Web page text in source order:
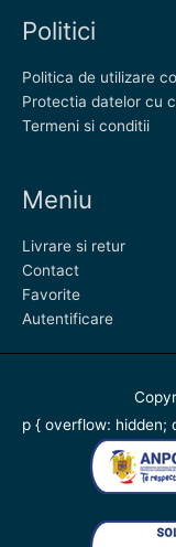
Politici
Politica de utilizare
Protectia datelor cu
Termeni si conditii
Meniu
Livrare si retur
Contact
Favorite
Autentificare
p { overflow: hidden;